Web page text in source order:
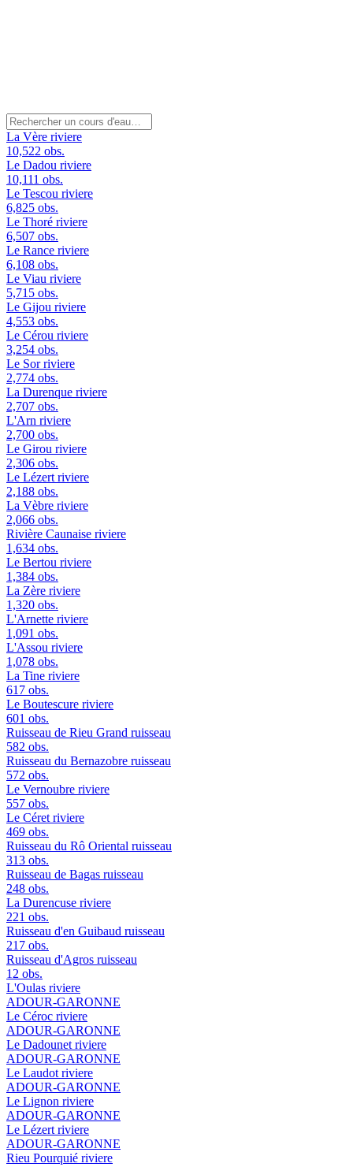
La Vère riviere
10,522 obs.
Le Dadou riviere
10,111 obs.
Le Tescou riviere
6,825 obs.
Le Thoré riviere
6,507 obs.
Le Rance riviere
6,108 obs.
Le Viau riviere
5,715 obs.
Le Gijou riviere
4,553 obs.
Le Cérou riviere
3,254 obs.
Le Sor riviere
2,774 obs.
La Durenque riviere
2,707 obs.
L'Arn riviere
2,700 obs.
Le Girou riviere
2,306 obs.
Le Lézert riviere
2,188 obs.
La Vèbre riviere
2,066 obs.
Rivière Caunaise riviere
1,634 obs.
Le Bertou riviere
1,384 obs.
La Zère riviere
1,320 obs.
L'Arnette riviere
1,091 obs.
L'Assou riviere
1,078 obs.
La Tine riviere
617 obs.
Le Boutescure riviere
601 obs.
Ruisseau de Rieu Grand ruisseau
582 obs.
Ruisseau du Bernazobre ruisseau
572 obs.
Le Vernoubre riviere
557 obs.
Le Céret riviere
469 obs.
Ruisseau du Rô Oriental ruisseau
313 obs.
Ruisseau de Bagas ruisseau
248 obs.
La Durencuse riviere
221 obs.
Ruisseau d'en Guibaud ruisseau
217 obs.
Ruisseau d'Agros ruisseau
12 obs.
L'Oulas riviere
ADOUR-GARONNE
Le Céroc riviere
ADOUR-GARONNE
Le Dadounet riviere
ADOUR-GARONNE
Le Laudot riviere
ADOUR-GARONNE
Le Lignon riviere
ADOUR-GARONNE
Le Lézert riviere
ADOUR-GARONNE
Rieu Pourquié riviere